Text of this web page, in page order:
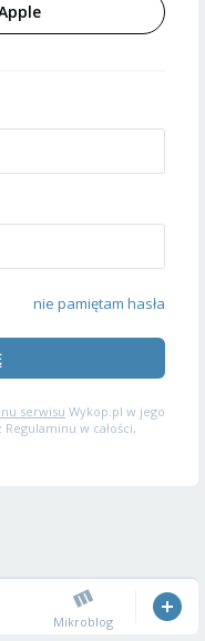
nie pamiętam hasła
serwisu Wykop.pl w jego
w całości,
Mikroblog